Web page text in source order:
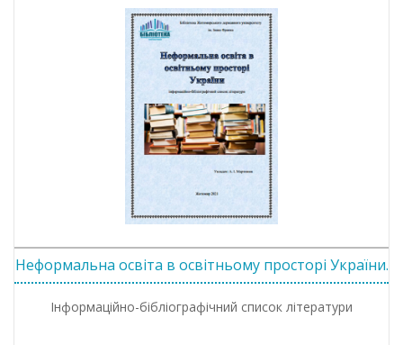
Неформальна освіта в освітньому просторі України.
Інформаційно-бібліографічний список літератури